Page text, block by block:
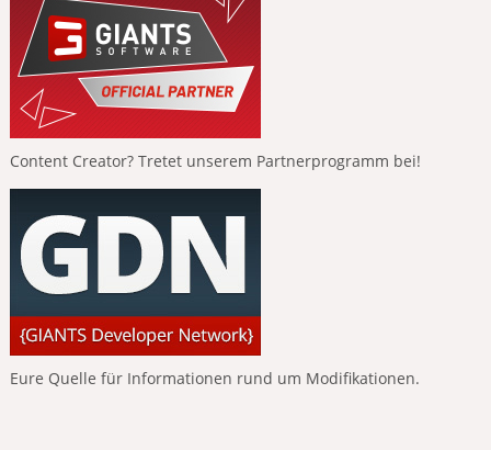
Content Creator? Tretet unserem Partnerprogramm bei!
Eure Quelle für Informationen rund um Modifikationen.